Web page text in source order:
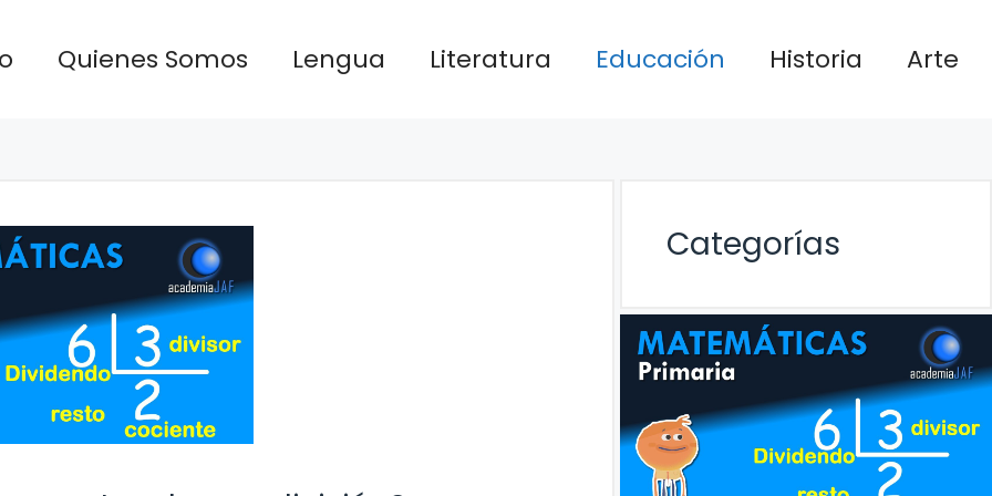
Quienes Somos Lengua Literatura Educación Historia Arte
Categorías